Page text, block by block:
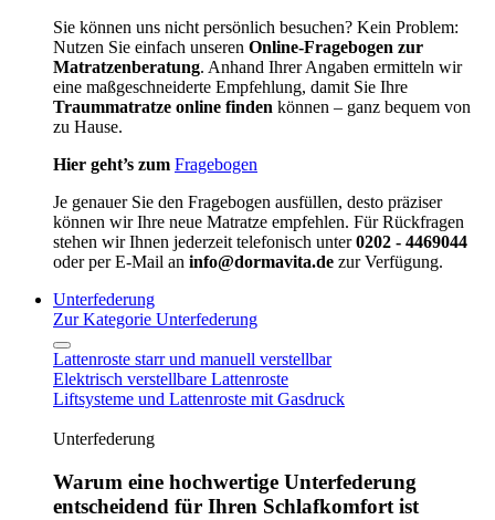
Sie können uns nicht persönlich besuchen? Kein Problem:
Nutzen Sie einfach unseren Online-Fragebogen zur
Matratzenberatung. Anhand Ihrer Angaben ermitteln wir
eine maßgeschneiderte Empfehlung, damit Sie Ihre
Traummatratze online finden können – ganz bequem von
zu Hause.
Hier geht’s zum Fragebogen
Je genauer Sie den Fragebogen ausfüllen, desto präziser
können wir Ihre neue Matratze empfehlen. Für Rückfragen
stehen wir Ihnen jederzeit telefonisch unter0202 - 4469044
oder per E-Mail an info@dormavita.de zur Verfügung.
Unterfederung
Zur Kategorie Unterfederung
Lattenroste starr und manuell verstellbar
Elektrisch verstellbare Lattenroste
Liftsysteme und Lattenroste mit Gasdruck
Unterfederung
Warum eine hochwertige Unterfederung
entscheidend für Ihren Schlafkomfort ist